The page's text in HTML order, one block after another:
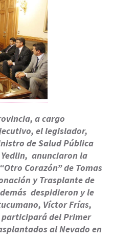
a cargo
el legislador,
de Salud Pública
anunciaron la
Corazón” de Tomas
y Trasplante de
despidieron y le
Víctor Frías,
del Primer
al Nevado en